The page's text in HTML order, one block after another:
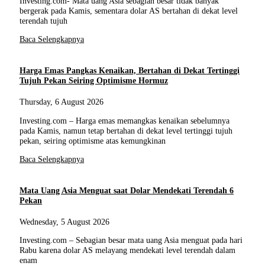
bergerak pada Kamis, sementara dolar AS bertahan di dekat level
terendah tujuh
Baca Selengkapnya
Harga Emas Pangkas Kenaikan, Bertahan di Dekat Tertinggi
Tujuh Pekan Seiring Optimisme Hormuz
Thursday, 6 August 2026
Investing.com – Harga emas memangkas kenaikan sebelumnya
pada Kamis, namun tetap bertahan di dekat level tertinggi tujuh
pekan, seiring optimisme atas kemungkinan
Baca Selengkapnya
Mata Uang Asia Menguat saat Dolar Mendekati Terendah 6
Pekan
Wednesday, 5 August 2026
Investing.com – Sebagian besar mata uang Asia menguat pada hari
Rabu karena dolar AS melayang mendekati level terendah dalam
enam